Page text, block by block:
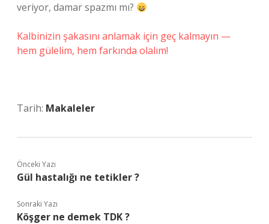
veriyor, damar spazmı mı?
Kalbinizin şakasını anlamak için geç kalmayın —
hem gülelim, hem farkında olalım!
Tarih: Makaleler
Önceki Yazı
Gül hastalığı ne tetikler ?
Sonraki Yazı
Köşger ne demek TDK ?